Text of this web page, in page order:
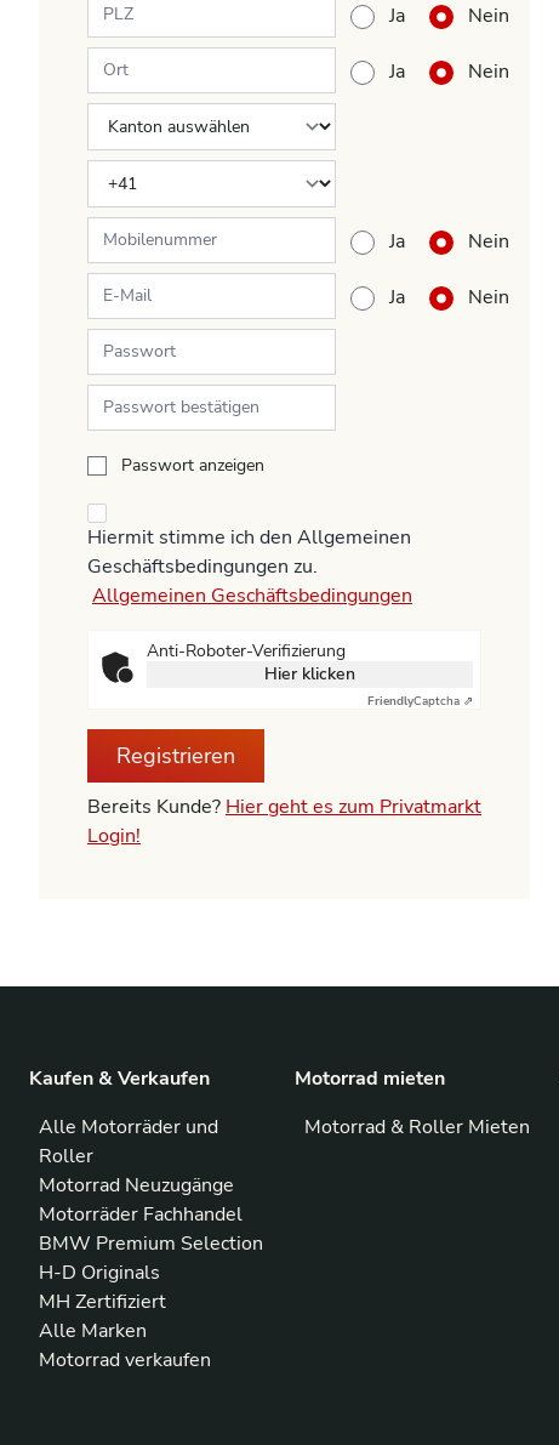
Ja Nein
Ja Nein
Ja Nein
Ja Nein
Passwort anzeigen
Hiermit stimme ich den Allgemeinen
Geschäftsbedingungen zu.
Allgemeinen Geschäftsbedingungen
Anti-Roboter-Verifizierung
Hier klicken
FriendlyCaptcha ⇗
Registrieren
Bereits Kunde? Hier geht es zum Privatmarkt
Login!
Kaufen & Verkaufen
Alle Motorräder und
Roller
Motorrad Neuzugänge
Motorräder Fachhandel
BMW Premium Selection
H-D Originals
MH Zertifiziert
Alle Marken
Motorrad verkaufen
Motorrad mieten
Motorrad & Roller Mieten